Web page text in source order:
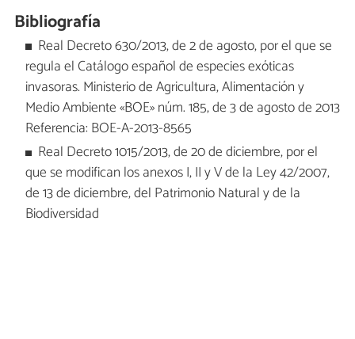
Bibliografía
Real Decreto 630/2013, de 2 de agosto, por el que se
regula el Catálogo español de especies exóticas
invasoras. Ministerio de Agricultura, Alimentación y
Medio Ambiente «BOE» núm. 185, de 3 de agosto de 2013
Referencia: BOE-A-2013-8565
Real Decreto 1015/2013, de 20 de diciembre, por el
que se modifican los anexos I, II y V de la Ley 42/2007,
de 13 de diciembre, del Patrimonio Natural y de la
Biodiversidad